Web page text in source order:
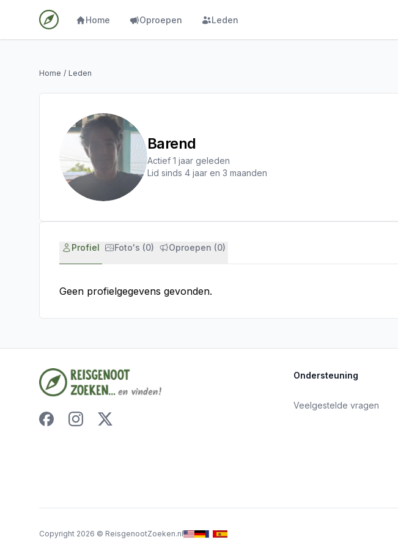
Home Oproepen Leden
Home / Leden
Barend
Actief 1 jaar geleden
Lid sinds 4 jaar en 3 maanden
Profiel Foto's (0) Oproepen (0)
Geen profielgegevens gevonden.
Ondersteuning
Veelgestelde vragen
Copyright 2026 © ReisgenootZoeken.nl